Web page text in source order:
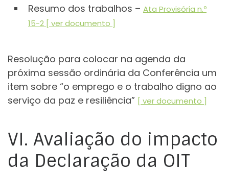
Resumo dos trabalhos – Ata Provisória n.º
15-2 [ ver documento ]
Resolução para colocar na agenda da
próxima sessão ordinária da Conferência um
item sobre “o emprego e o trabalho digno ao
serviço da paz e resiliência” [ ver documento ]
VI. Avaliação do impacto
da Declaração da OIT